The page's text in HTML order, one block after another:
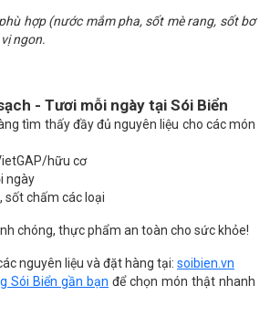
hợp (nước mắm pha, sốt mè rang, sốt bơ
ngon.
- Tươi mỗi ngày tại Sói Biển
tìm thấy đầy đủ nguyên liệu cho các món
hữu cơ
ngày
sốt chấm các loại
chóng, thực phẩm an toàn cho sức khỏe!
nguyên liệu và đặt hàng tại: soibien.vn
Sói Biển gần bạn để chọn món thật nhanh